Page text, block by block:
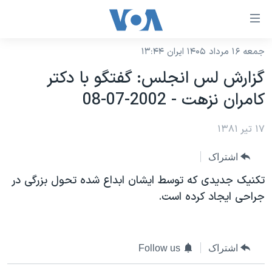
لینکهای
دسترسی
جهش
به
محتوای
اصلی
جهش
صفحه
اصلی
جهش
نسخه سبک وب‌سایت
موضوع ها
ایران
آمریکا
جهان
ورزشی
ویدیوها
برنامه های تلویزیونی
جدول برنامه ها
صفحه‌های ویژه
جام جهانی ۲۰۲۶
بایگانی برنامه‌های تلویزیونی
فرکانس‌های صدای آمریکا
یادگیری زبان انگلیسی
جمعه ۱۶ مرداد ۱۴۰۵ ایران ۱۳:۴۴
گزارش لس انجلس: گفتگو با دکتر
کامران نزهت - 2002-07-08
۱۷ تیر ۱۳۸۱
اشتراک
تکنيک جديدی که توسط ايشان ابداع شده تحول بزرگی در
جراحی ايجاد کرده است.
اشتراک Follow us